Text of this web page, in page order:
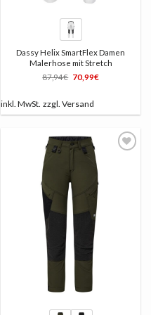
Dassy Helix SmartFlex Damen
Malerhose mit Stretch
87,94€ Ursprünglicher
Preis
87,94€
70,99€Aktueller
inkl. MwSt. zzgl. Versand